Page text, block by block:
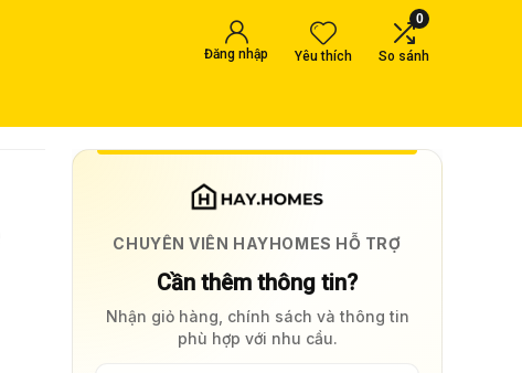
Đăng nhập Yêu thích
0
So sánh
CHUYÊN VIÊN HAYHOMES HỖ TRỢ
Cần thêm thông tin?
Nhận giỏ hàng, chính sách và thông tin
phù hợp với nhu cầu.